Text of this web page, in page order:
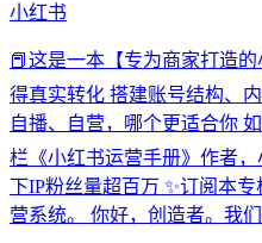
小红书
📕这是一本【专为商家打造
得真实转化 搭建账号结构、
自播、自营，哪个更适合你
栏《小红书运营手册》作者
下IP粉丝量超百万 ✨订阅本
营系统。 你好，创造者。我